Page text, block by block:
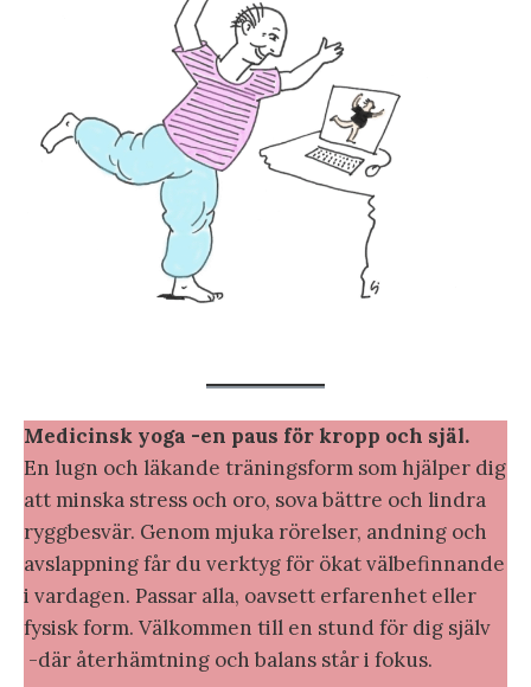
Medicinsk yoga -en paus för kropp och själ.
En lugn och läkande träningsform som hjälper dig
att minska stress och oro, sova bättre och lindra
ryggbesvär. Genom mjuka rörelser, andning och
avslappning får du verktyg för ökat välbefinnande
i vardagen. Passar alla, oavsett erfarenhet eller
fysisk form. Välkommen till en stund för dig själv
-där återhämtning och balans står i fokus.